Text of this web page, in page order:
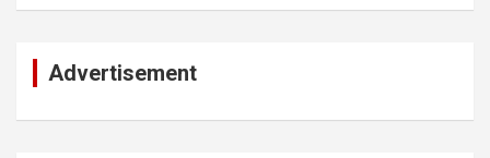
Advertisement